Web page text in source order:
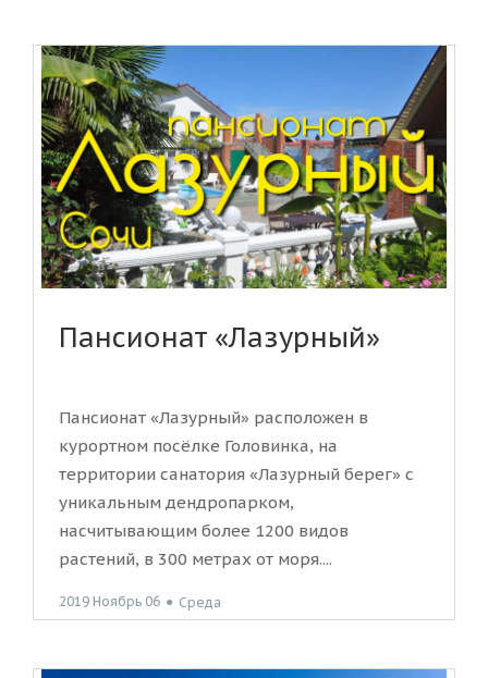
Пансионат «Лазурный»
Пансионат «Лазурный» расположен в
курортном посёлке Головинка, на
территории санатория «Лазурный берег» с
уникальным дендропарком,
насчитывающим более 1200 видов
растений, в 300 метрах от моря....
2019 Ноябрь 06 ● Среда